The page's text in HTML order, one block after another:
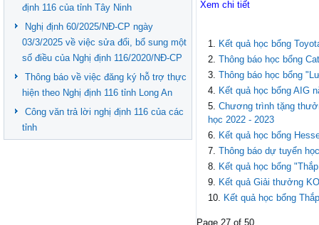
định 116 của tỉnh Tây Ninh
Nghị định 60/2025/NĐ-CP ngày
03/3/2025 về việc sửa đổi, bổ sung một
số điều của Nghị định 116/2020/NĐ-CP
Thông báo về việc đăng ký hỗ trợ thực
hiện theo Nghị định 116 tỉnh Long An
Công văn trả lời nghị định 116 của các
tỉnh
Xem chi tiết
Kết quả học bổng
Thông báo học bổng
Thông báo học bổng
Kết quả học bổng AIG
Chương trình tặng
học 2022 - 2023
Kết quả học bổng
Thông báo dự tuyển
Kết quả học bổng
Kết quả Giải thưởng
Kết quả học bổng
Page 27 of 50